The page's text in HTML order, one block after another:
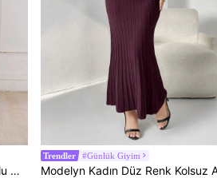
Modelyn Büyük Beden Kısa Kollu Ditsy Çiçekli A Kesim Elbise
Trendler #Günlük Giyim